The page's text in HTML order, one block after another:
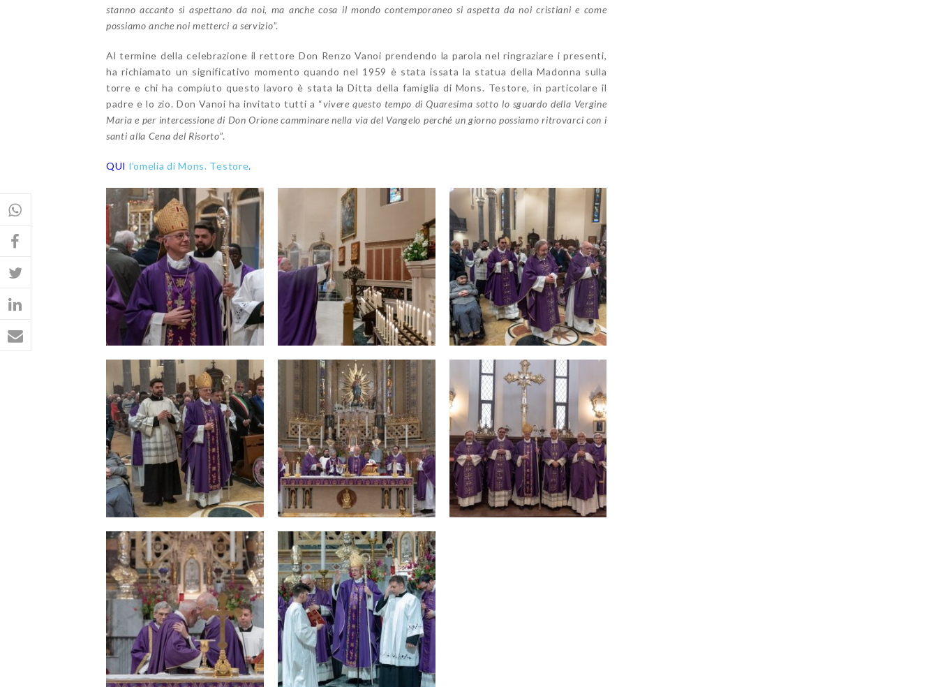
stanno accanto si aspettano da noi, ma anche cosa il mondo contemporaneo si aspetta da noi cristiani e come
possiamo anche noi metterci a servizio”.
Al termine della celebrazione il rettore Don Renzo Vanoi prendendo la parola nel ringraziare i presenti,
ha richiamato un significativo momento quando nel 1959 è stata issata la statua della Madonna sulla
torre e chi ha compiuto questo lavoro è stata la Ditta della famiglia di Mons. Testore, in particolare il
padre e lo zio. Don Vanoi ha invitato tutti a “vivere questo tempo di Quaresima sotto lo sguardo della Vergine
Maria e per intercessione di Don Orione camminare nella via del Vangelo perché un giorno possiamo ritrovarci con i
santi alla Cena del Risorto”.
QUI l’omelia di Mons. Testore.